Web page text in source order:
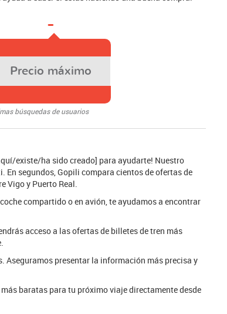
-
Precio máximo
búsquedas de usuarios
existe/ha sido creado] para ayudarte! Nuestro
segundos, Gopili compara cientos de ofertas de
Vigo y Puerto Real.
compartido o en avión, te ayudamos a encontrar
acceso a las ofertas de billetes de tren más
presentar la información más precisa y
baratas para tu próximo viaje directamente desde